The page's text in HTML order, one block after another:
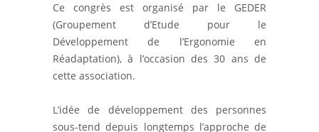
Ce congrès est organisé par le GEDER
(Groupement d’Etude pour le
Développement de l’Ergonomie en
Réadaptation), à l’occasion des 30 ans de
cette association.
L’idée de développement des personnes
sous-tend depuis longtemps l’approche de